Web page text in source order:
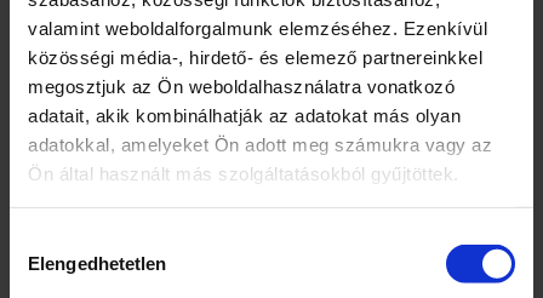
valamint weboldalforgalmunk elemzéséhez. Ezenkívül
közösségi média-, hirdető- és elemező partnereinkkel
megosztjuk az Ön weboldalhasználatra vonatkozó
adatait, akik kombinálhatják az adatokat más olyan
adatokkal, amelyeket Ön adott meg számukra vagy az
Ön által használt más szolgáltatásokból gyűjtöttek.
kiválasztása
Elengedhetetlen
180
Egység (szabadon)
g
Összetevők
teljes mértékben hidrogénezett
pálmazsír, zsírszegény kakaópor (5,4%),